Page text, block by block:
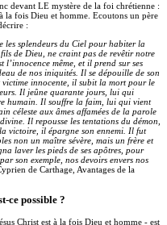
devant LE mystère de la foi chrétienne :
la fois Dieu et homme. Ecoutons un père
:
les splendeurs du Ciel pour habiter la
de Dieu, ne craint pas de revêtir notre
l’innocence même, et il prend sur ses
de nos iniquités. Il se dépouille de son
victime innocente, il subit la mort pour le
Il jeûne quarante jours, lui qui
humain. Il souffre la faim, lui qui vient
céleste aux âmes affamées de la parole
Il repousse les tentations du démon,
victoire, il épargne son ennemi. Il fut
non un maître sévère, mais un frère et
laver les pieds de ses apôtres, pour
son exemple, nos devoirs envers nos
de Carthage, Avantages de la
ce possible ?
Christ est à la fois Dieu et homme - est